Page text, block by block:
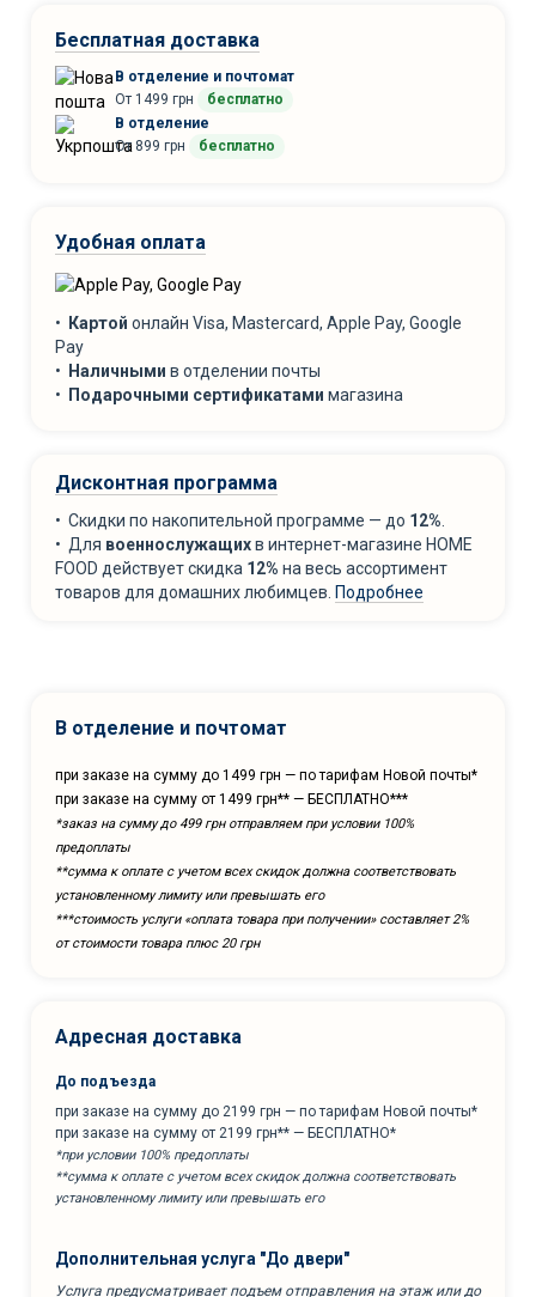
Бесплатная доставка
В отделение и почтомат
От 1499 грн
бесплатно
В отделение
От 899 грн
бесплатно
Удобная оплата
• Картой онлайн Visa, Mastercard, Apple Pay, Google
Pay
• Наличными в отделении почты
• Подарочными сертификатами магазина
Дисконтная программа
• Скидки по накопительной программе — до 12%
• Для военнослужащихв интернет-магазине HOME
FOOD действует скидка 12% на весь ассортимент
товаров для домашних любимцев. Подробнее
В отделение и почтомат
при заказе на сумму до 1499 грн — по тарифам Новой почты*
при заказе на сумму от 1499 грн** — БЕСПЛАТНО***
*заказ на сумму до 499 грн отправляем при условии 100%
предоплаты
**сумма к оплате с учетом всех скидок должна соответствовать
установленному лимиту или превышать его
***cтоимость услуги «оплата товара при получении» составляет 2%
от стоимости товара плюс 20 грн
Адресная доставка
До подъезда
при заказе на сумму до 2199 грн — по тарифам Новой почты*
при заказе на сумму от 2199 грн** — БЕСПЛАТНО*
*при условии 100% предоплаты
**сумма к оплате с учетом всех скидок должна соответствовать
установленному лимиту или превышать его
Дополнительная услуга "До двери"
Услуга предусматривает подъем отправления на этаж или до